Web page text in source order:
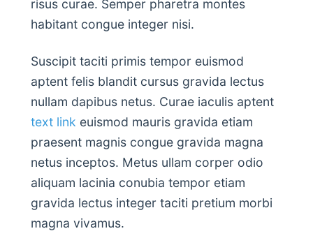
risus curae. Semper pharetra montes
habitant congue integer nisi.
Suscipit taciti primis tempor euismod
aptent felis blandit cursus gravida lectus
nullam dapibus netus. Curae iaculis aptent
text link euismod mauris gravida etiam
praesent magnis congue gravida magna
netus inceptos. Metus ullam corper odio
aliquam lacinia conubia tempor etiam
gravida lectus integer taciti pretium morbi
magna vivamus.